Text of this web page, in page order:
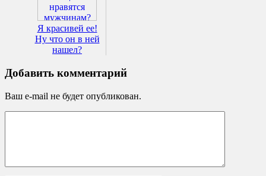
Я красивей ее!
Ну что он в ней
нашел?
Добавить комментарий
Ваш e-mail не будет опубликован.